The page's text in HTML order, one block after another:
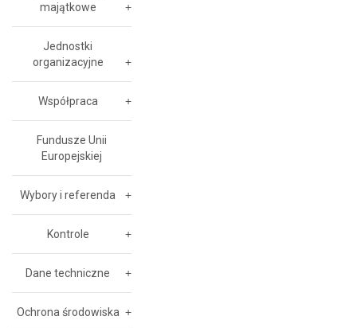
majątkowe
Jednostki
organizacyjne
Współpraca
Fundusze Unii
Europejskiej
Wybory i referenda
Kontrole
Dane techniczne
Ochrona środowiska